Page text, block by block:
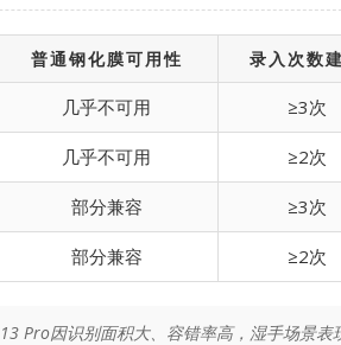
普通钢化膜可用性 录入次数
几乎不可用 ≥3次
几乎不可用 ≥2次
部分兼容 ≥3次
部分兼容 ≥2次
Pro因识别面积大、容错率高，湿手场景表